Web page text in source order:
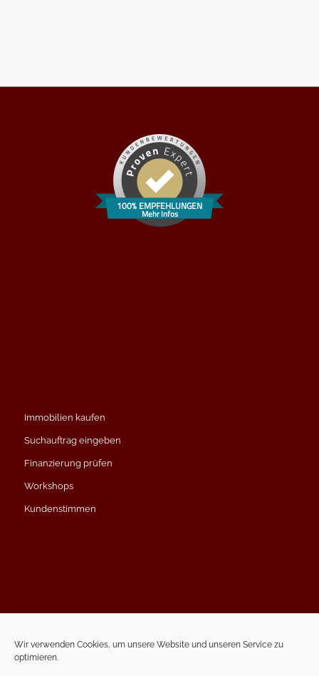
Wir verwenden Cookies, um unsere Website und unseren Service zu
optimieren.
100% EMPFEHLUNGEN
Mehr Infos
Immobilien kaufen
Suchauftrag eingeben
Finanzierung prüfen
Workshops
Kundenstimmen
Datenschutzerklärung